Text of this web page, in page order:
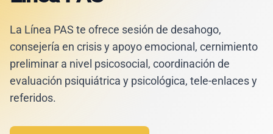
ASSMCA →
La Línea PAS te ofrece sesión de desahogo,
consejería en crisis y apoyo emocional, cernimiento
preliminar a nivel psicosocial, coordinación de
evaluación psiquiátrica y psicológica, tele-enlaces y
referidos.